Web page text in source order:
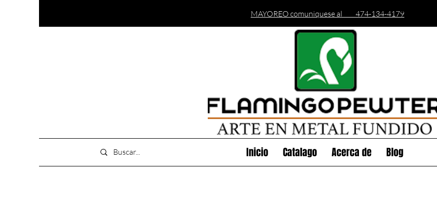
MAYOREO comuniquese al 474-134-4179
Inicio Catalago Acerca de Blog